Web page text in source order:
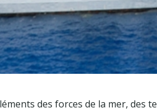
des forces de la mer, des